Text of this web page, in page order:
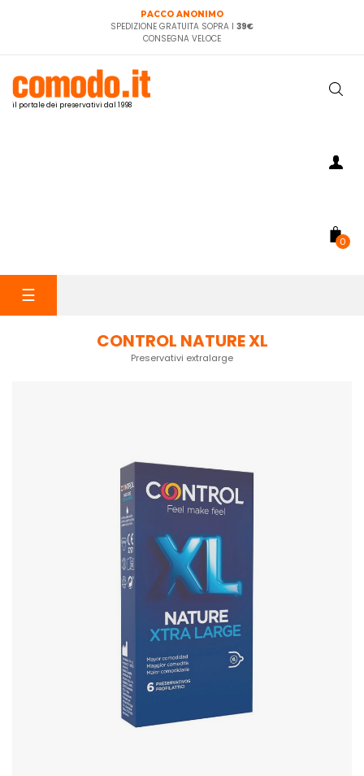
PACCO ANONIMO
SPEDIZIONE GRATUITA SOPRA I 39€
CONSEGNA VELOCE
il portale dei preservativi dal 1998
0
navigazione
☰
CONTROL NATURE XL
Preservativi extralarge